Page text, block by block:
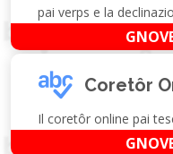
pai verps e la
Coretôr
Il coretôr online pai